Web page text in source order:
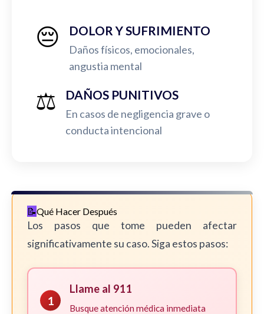
😔 DOLOR Y SUFRIMIENTO
Daños físicos, emocionales,
angustia mental
⚖️ DAÑOS PUNITIVOS
En casos de negligencia grave o
conducta intencional
Qué Hacer Después
Los pasos que tome pueden afectar
significativamente su caso. Siga estos pasos:
1
Llame al 911
Busque atención médica inmediata